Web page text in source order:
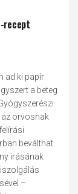
recept
ad ki papír
a beteg
az orvosnak
beválthat
írásának
–